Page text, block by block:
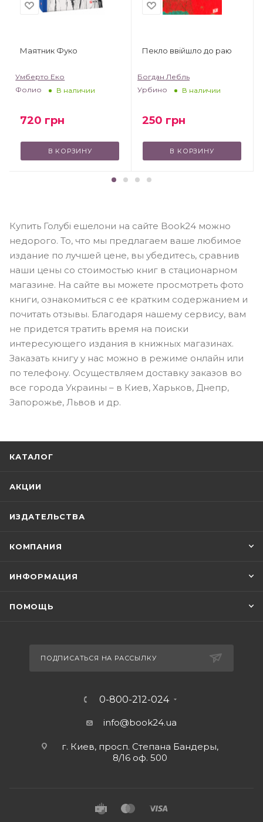
Маятник Фуко
Умберто Еко
Фолио
В наличии
720 грн
В КОРЗИНУ
Пекло ввійшло до раю
Богдан Лебль
Урбино
В наличии
250 грн
В КОРЗИНУ
Купить Голубі ешелони на сайте Book24 можно
недорого. То, что мы предлагаем ваше любимое
издание по лучшей цене, вы убедитесь, сравнив
наши цены со стоимостью книг в стационарном
магазине. На сайте вы можете просмотреть фото
книги, ознакомиться с ее кратким содержанием и
почитать отзывы. Благодаря нашему сервису, вам
не придется тратить время на поиски
интересующего издания в книжных магазинах.
Заказать книгу у нас можно в режиме онлайн или
по телефону. Осуществляем доставку заказов во
все города Украины – в Киев, Харьков, Днепр,
Запорожье, Львов и др.
КАТАЛОГ
АКЦИИ
ИЗДАТЕЛЬСТВА
КОМПАНИЯ
ИНФОРМАЦИЯ
ПОМОЩЬ
ПОДПИСАТЬСЯ НА РАССЫЛКУ
0-800-212-024
info@book24.ua
г. Киев, просп. Степана Бандеры,
8/16 оф. 500